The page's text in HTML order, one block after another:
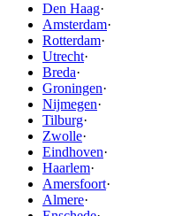
Den Haag·
Amsterdam·
Rotterdam·
Utrecht·
Breda·
Groningen·
Nijmegen·
Tilburg·
Zwolle·
Eindhoven·
Haarlem·
Amersfoort·
Almere·